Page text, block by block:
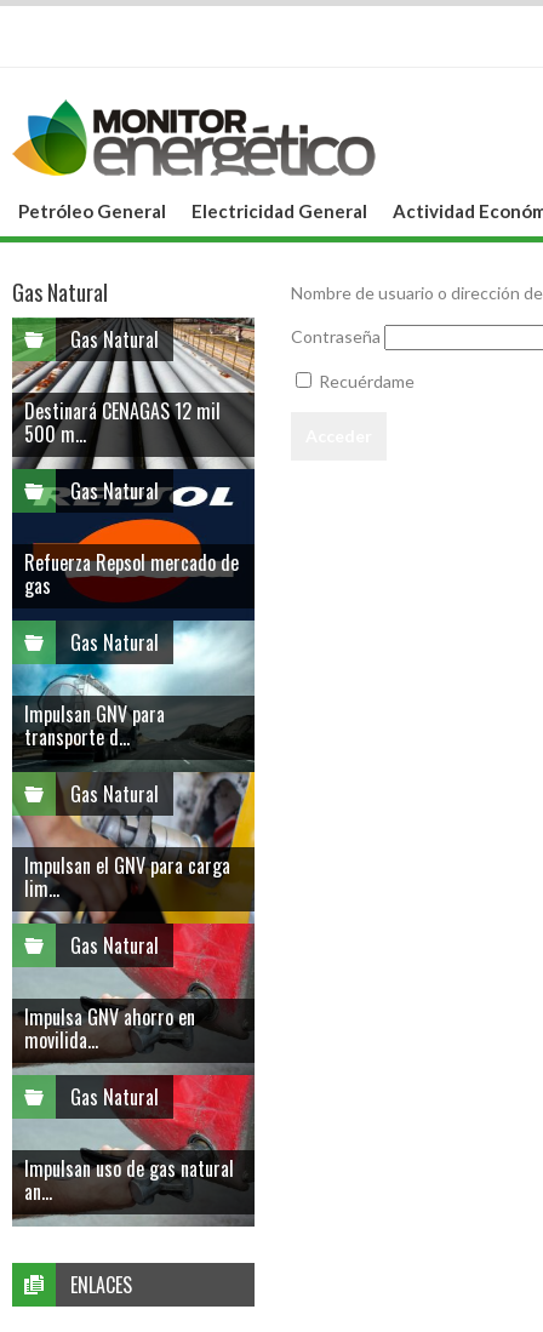
Petróleo General Electricidad General Actividad
Nombre de usuario o dirección
Contraseña
Recuérdame
Gas Natural
Gas Natural
Destinará CENAGAS 12 mil
500 m...
Gas Natural
Refuerza Repsol mercado de
gas
Gas Natural
Impulsan GNV para
transporte d...
Gas Natural
Impulsan el GNV para carga
lim...
Gas Natural
Impulsa GNV ahorro en
movilida...
Gas Natural
Impulsan uso de gas natural
an...
ENLACES